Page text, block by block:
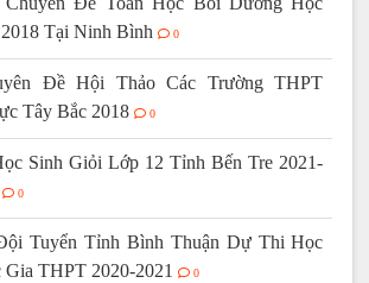
Tại Ninh Bình
0
Đề Hội Thảo Các Trường THPT
Tây Bắc 2018
0
Sinh Giỏi Lớp 12 Tỉnh Bến Tre 2021-
0
Tuyển Tỉnh Bình Thuận Dự Thi Học
THPT 2020-2021
0